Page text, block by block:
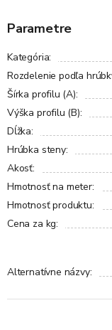
Parametre
Kategória:
Rozdelenie podľa
Šírka profilu (A):
Výška profilu (B):
Dĺžka:
Hrúbka steny:
Akosť:
Hmotnosť na meter:
Hmotnosť produktu:
Cena za kg:
Alternatívne názvy: